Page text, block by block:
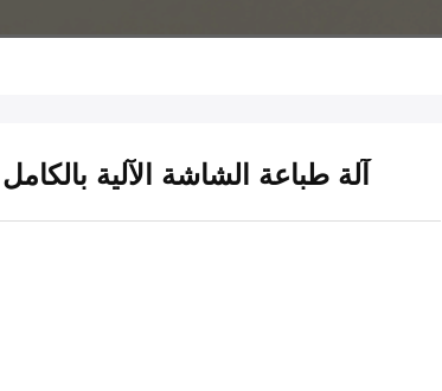
آلة طباعة الشاشة الآلية